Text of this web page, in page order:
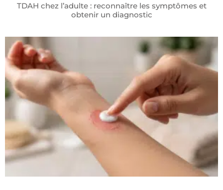
TDAH chez l’adulte : reconnaître les symptômes et
obtenir un diagnostic